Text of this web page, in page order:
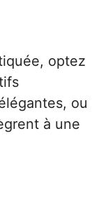
optez
ou
à une